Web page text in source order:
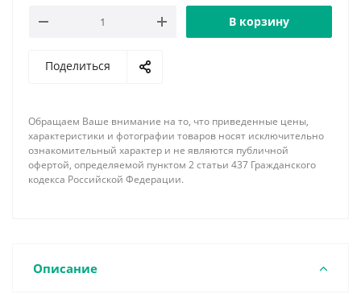
длины, регулируя расстояние между точками
возможность изготовить линейную траверсу с
соответствующей комплектации концевыми
элементами и грузозахватными устройствами с
учетом всех пожеланий и особенностей
поднимаемого груза. При заказе обязательно
В корзину
Поделиться
Обращаем Ваше внимание на то, что приведенные цены,
характеристики и фотографии товаров носят исключительно
ознакомительный характер и не являются публичной
офертой, определяемой пунктом 2 статьи 437 Гражданского
кодекса Российской Федерации.
Описание